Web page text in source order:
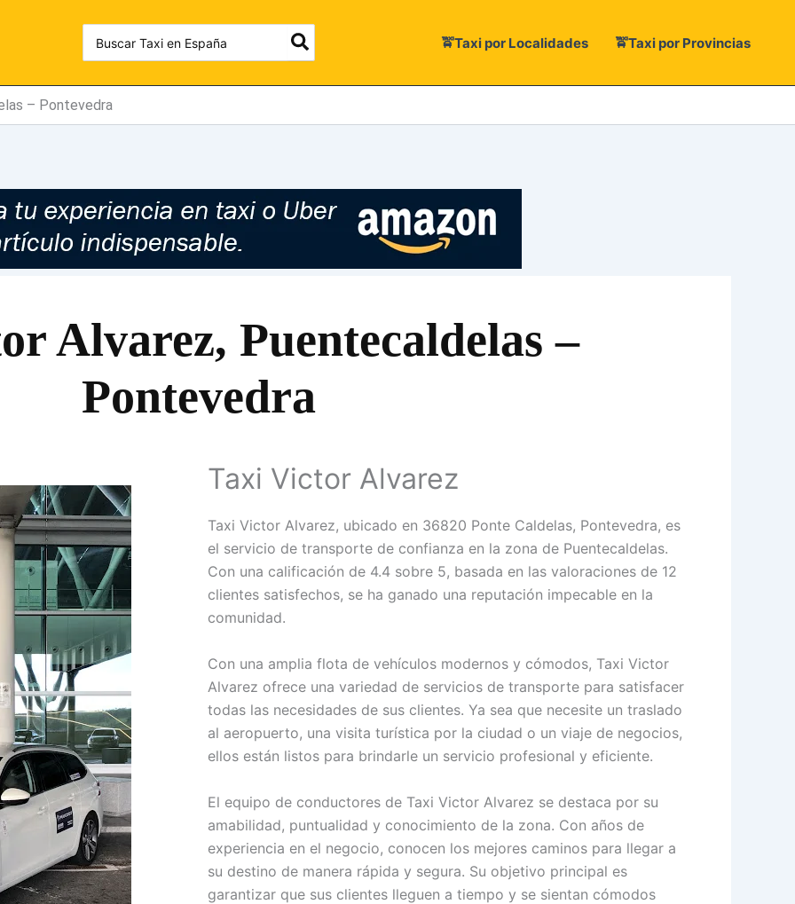
for:
🚖Taxi por Localidades 🚖Taxi por Provincias
– Pontevedra
Alvarez, Puentecaldelas –
Pontevedra
Taxi Victor Alvarez
Taxi Victor Alvarez, ubicado en 36820 Ponte Caldelas, Pontevedra, es
el servicio de transporte de confianza en la zona de Puentecaldelas.
Con una calificación de 4.4 sobre 5, basada en las valoraciones de 12
clientes satisfechos, se ha ganado una reputación impecable en la
comunidad.
Con una amplia flota de vehículos modernos y cómodos, Taxi Victor
Alvarez ofrece una variedad de servicios de transporte para satisfacer
todas las necesidades de sus clientes. Ya sea que necesite un traslado
al aeropuerto, una visita turística por la ciudad o un viaje de negocios,
ellos están listos para brindarle un servicio profesional y eficiente.
El equipo de conductores de Taxi Victor Alvarez se destaca por su
amabilidad, puntualidad y conocimiento de la zona. Con años de
experiencia en el negocio, conocen los mejores caminos para llegar a
su destino de manera rápida y segura. Su objetivo principal es
garantizar que sus clientes lleguen a tiempo y se sientan cómodos